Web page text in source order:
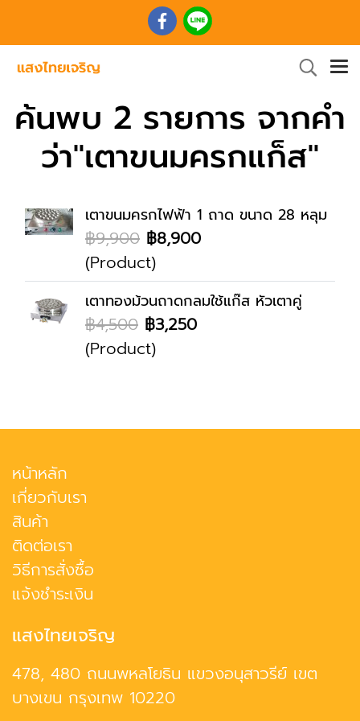
ค้นพบ 2 รายการ จากคำ
ว่า"เตาขนมครกแก็ส"
เตาขนมครกไฟฟ้า 1 ถาด ขนาด 28 หลุม
฿9,900 ฿8,900
(Product)
เตาทองม้วนถาดกลมใช้แก๊ส หัวเตาคู่
฿4,500 ฿3,250
(Product)
หน้าหลัก
เกี่ยวกับเรา
สินค้า
ติดต่อเรา
วิธีการสั่งซื้อ
แจ้งชำระเงิน
แสงไทยเจริญ
478, 480 ถนนพหลโยธิน แขวงอนุสาวรีย์ เขต
บางเขน กรุงเทพ 10220